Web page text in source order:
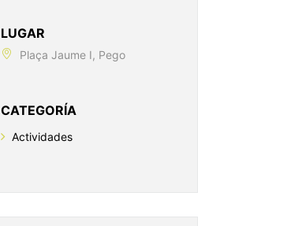
LUGAR
Plaça Jaume I, Pego
CATEGORÍA
Actividades